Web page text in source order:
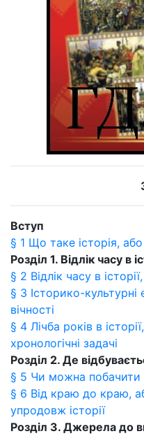
Вступ
§ 1 Що таке історія,
Розділ 1. Відлік часу в
§ 2 Відлік часу в
§ 3 Історико-культурні
вічності
§ 4 Лічба років в
хронологічні задачі
Розділ 2. Де
§ 5 Чи можна побачити
§ 6 Від краю до краю,
упродовж історії
Розділ 3. Джерела до